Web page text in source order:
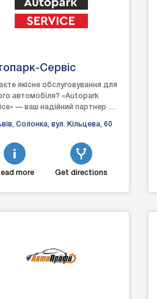
Сервіс
якісне обслуговування для
автомобіля? «Autopark
— ваш надійний партнер на
послуг, щоб в...
Солонка, вул. Кільцева, 60
more Get directions